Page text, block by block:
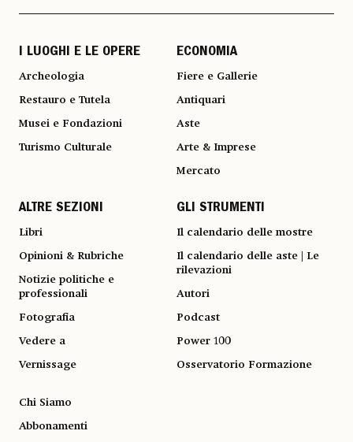
I LUOGHI E LE OPERE
Archeologia
Restauro e Tutela
Musei e Fondazioni
Turismo Culturale
ECONOMIA
Fiere e Gallerie
Antiquari
Aste
Arte & Imprese
Mercato
ALTRE SEZIONI
Libri
Opinioni & Rubriche
Notizie politiche e
professionali
Fotografia
Vedere a
Vernissage
GLI STRUMENTI
Il calendario delle mostre
Il calendario delle aste | Le
rilevazioni
Autori
Podcast
Power 100
Osservatorio Formazione
Chi Siamo
Abbonamenti